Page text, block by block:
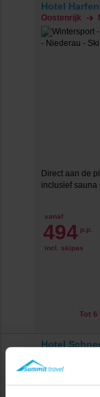
Hotel
Oostenrijk
Direct aan de
inclusief sauna
vanaf
494 p.p.
incl. skipas
Tot 6
Hotel